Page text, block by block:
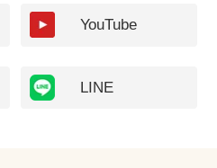
YouTube
LINE